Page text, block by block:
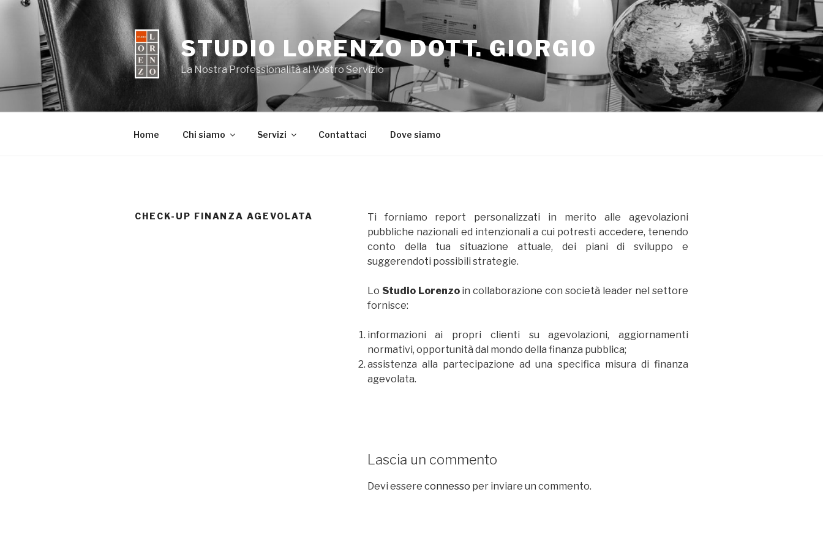
Salta
contenuto
STUDIO LORENZO DOTT. GIORGIO
La Nostra Professionalità al Vostro Servizio
Home Chi siamo Servizi Contattaci Dove siamo
CHECK-UP FINANZA AGEVOLATA
Ti forniamo report personalizzati in merito alle agevolazioni
pubbliche nazionali ed intenzionali a cui potresti accedere, tenendo
conto della tua situazione attuale, dei piani di sviluppo e
suggerendoti possibili strategie.
Lo Studio Lorenzoin collaborazione con società leader nel settore
fornisce:
informazioni ai propri clienti su agevolazioni, aggiornamenti
normativi, opportunità dal mondo della finanza pubblica;
assistenza alla partecipazione ad una specifica misura di finanza
agevolata.
Lascia un commento
Devi essere connesso per inviare un commento.